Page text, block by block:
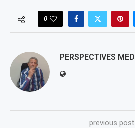
0
PERSPECTIVES MED
previous post